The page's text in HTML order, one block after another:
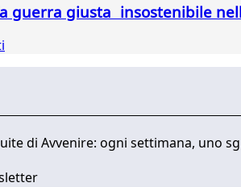
guerra giusta insostenibile
di Avvenire: ogni settimana, uno